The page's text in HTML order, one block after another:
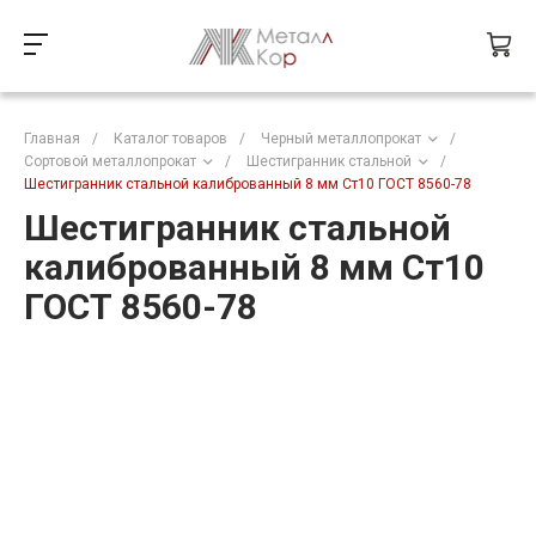
Главная / Каталог товаров / Черный металлопрокат
/
Сортовой металлопрокат
/ Шестигранник стальной
/
Шестигранник стальной калиброванный 8 мм Ст10 ГОСТ 8560-78
Шестигранник стальной
калиброванный 8 мм Ст10
ГОСТ 8560-78